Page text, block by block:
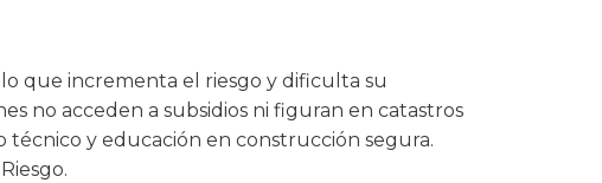
que incrementa el riesgo y dificulta su
no acceden a subsidios ni figuran en catastros
y educación en construcción segura.